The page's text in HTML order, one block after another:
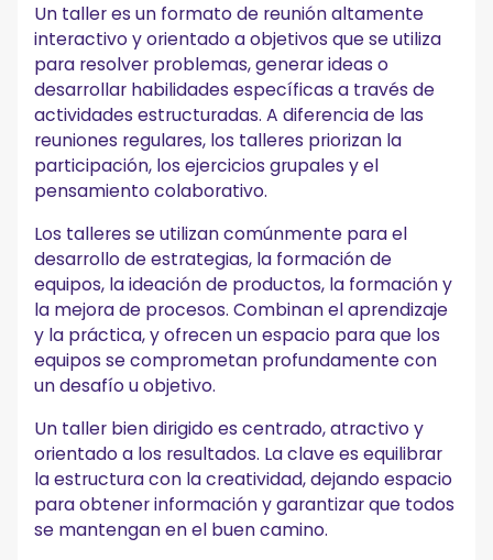
Un taller es un formato de reunión altamente
interactivo y orientado a objetivos que se utiliza
para resolver problemas, generar ideas o
desarrollar habilidades específicas a través de
actividades estructuradas. A diferencia de las
reuniones regulares, los talleres priorizan la
participación, los ejercicios grupales y el
pensamiento colaborativo.
Los talleres se utilizan comúnmente para el
desarrollo de estrategias, la formación de
equipos, la ideación de productos, la formación y
la mejora de procesos. Combinan el aprendizaje
y la práctica, y ofrecen un espacio para que los
equipos se comprometan profundamente con
un desafío u objetivo.
Un taller bien dirigido es centrado, atractivo y
orientado a los resultados. La clave es equilibrar
la estructura con la creatividad, dejando espacio
para obtener información y garantizar que todos
se mantengan en el buen camino.